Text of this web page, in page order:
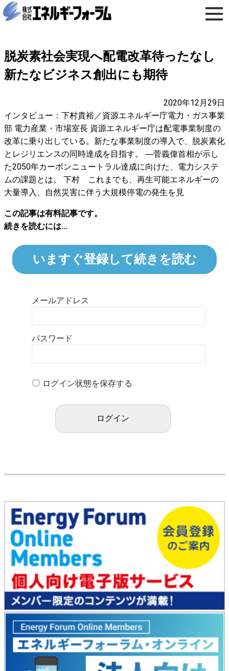
脱炭素社会実現へ配電改革待ったなし
新たなビジネス創出にも期待
2020年12月29日
インタビュー：下村貴裕／資源エネルギー庁電力・ガス事業
部 電力産業・市場室長 資源エネルギー庁は配電事業制度の
改革に乗り出している。新たな事業制度の導入で、脱炭素化
とレジリエンスの同時達成を目指す。 ―菅義偉首相が示し
た2050年カーボンニュートラル達成に向けた、電力システ
ムの課題とは。 下村 これまでも、再生可能エネルギーの
大量導入、自然災害に伴う大規模停電の発生を見
この記事は有料記事です。
続きを読むには...
いますぐ登録して続きを読む
メールアドレス
パスワード
ログイン状態を保存する